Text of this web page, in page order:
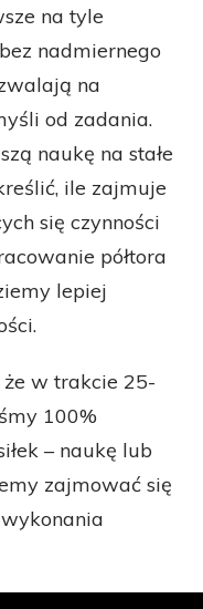
na tyle
nadmiernego
na
od zadania.
naukę na stałe
ile zajmuje
się czynności
półtora
lepiej
w trakcie 25-
100%
– naukę lub
zajmować się